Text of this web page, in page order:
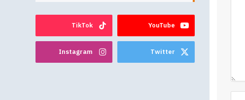
YouTube
TikTok
Twitter
Instagram